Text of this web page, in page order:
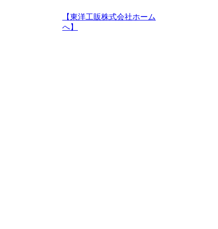
【東洋工販株式会社ホーム
へ】